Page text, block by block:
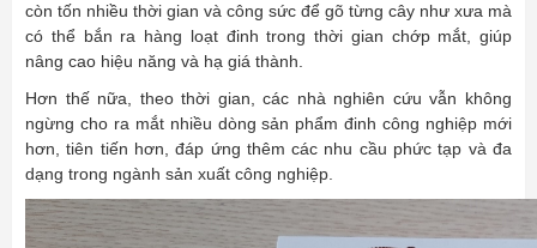
còn tốn nhiều thời gian và công sức để gõ từng cây như xưa mà
có thể bắn ra hàng loạt đinh trong thời gian chớp mắt, giúp
nâng cao hiệu năng và hạ giá thành.
Hơn thế nữa, theo thời gian, các nhà nghiên cứu vẫn không
ngừng cho ra mắt nhiều dòng sản phẩm đinh công nghiệp mới
hơn, tiên tiến hơn, đáp ứng thêm các nhu cầu phức tạp và đa
dạng trong ngành sản xuất công nghiệp.